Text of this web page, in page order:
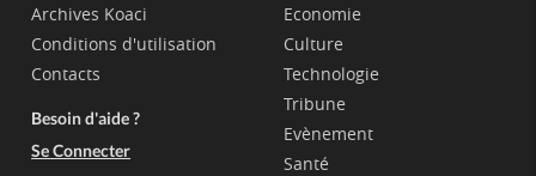
Archives Koaci
Conditions d'utilisation
Contacts
Besoin d'aide ?
Se Connecter
Economie
Culture
Technologie
Tribune
Evènement
Santé